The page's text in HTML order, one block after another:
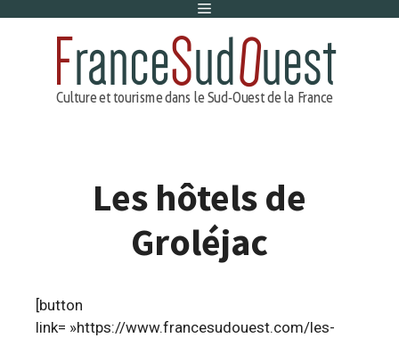
Menu
Les hôtels de
Groléjac
[button
link= »https://www.francesudouest.com/les-